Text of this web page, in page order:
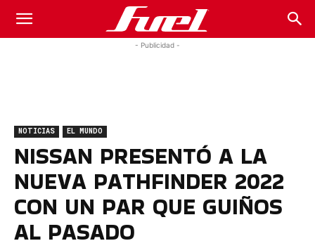
Fuel
Magazine
- Publicidad -
NOTICIAS EL MUNDO
NISSAN PRESENTÓ A LA
NUEVA PATHFINDER 2022
CON UN PAR QUE GUIÑOS
AL PASADO